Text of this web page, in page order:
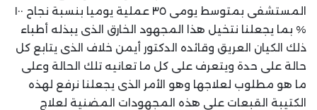
المستشفى بمتوسط يومى ٣٥ عملية يوميا بنسبة نجاح ١٠٠
% بما يجعلنا نتخيل هذا المجهود الخارق الذى يبذله أطباء
ذلك الكيان العريق وقائده الدكتور أيمن خلاف الذى يتابع كل
حالة على حدة ويتعرف على كل ما تعانيه تلك الحالة وعلى
ما هو مطلوب لعلاجها وهو الأمر الذى يجعلنا نرفع لهذه
الكتيبة القبعات على هذه المجهودات المضنية لعلاج